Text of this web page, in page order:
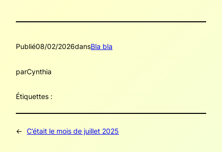
Publié08/02/2026dansBla bla
parCynthia
Étiquettes :
← C’était le mois de juillet 2025